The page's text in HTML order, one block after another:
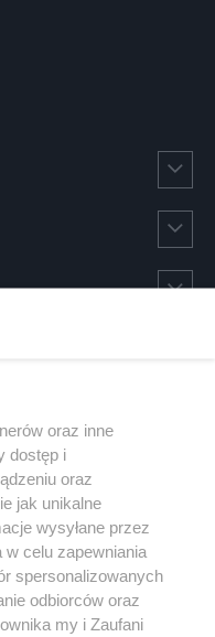
Youtube
oraz inne
dostęp i
oraz
jak unikalne
wysyłane przez
celu zapewniania
spersonalizowanych
odbiorców oraz
my i Zaufani